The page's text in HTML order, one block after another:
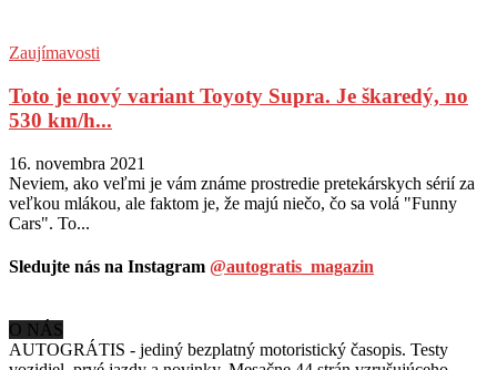
Zaujímavosti
Toto je nový variant Toyoty Supra. Je škaredý, no
530 km/h...
16. novembra 2021
Neviem, ako veľmi je vám známe prostredie pretekárskych sérií za
veľkou mlákou, ale faktom je, že majú niečo, čo sa volá "Funny
Cars". To...
Sledujte nás na Instagram @autogratis_magazin
O NÁS
AUTOGRÁTIS - jediný bezplatný motoristický časopis. Testy